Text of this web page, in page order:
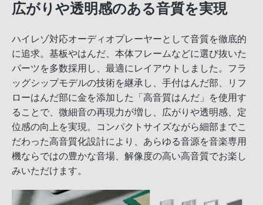
広がりや透明感のある音質を実現
ハイレゾ対応オーディオプレーヤーとして音質を徹底的
に追求。基板やはんだ、本体フレームなどに選び抜いた
パーツを多数採用し、最適にレイアウトしました。フラ
ッグシップモデルの技術を継承し、手付はんだ部、リフ
ローはんだ部に金を添加した「高音質はんだ」を使用す
ることで、微細音の再現力が増し、広がりや透明感、定
位感の向上を実現。コンパクトサイズながら細部までこ
だわった高音質化設計により、あらゆる音源を音楽専用
機ならではの豊かな音場、解像度の高い高音質でお楽し
みいただけます。